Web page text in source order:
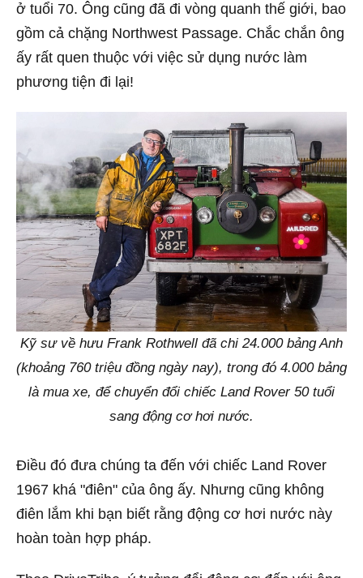
ở tuổi 70. Ông cũng đã đi vòng quanh thế giới, bao
gồm cả chặng Northwest Passage. Chắc chắn ông
ấy rất quen thuộc với việc sử dụng nước làm
phương tiện đi lại!
Kỹ sư về hưu Frank Rothwell đã chi 24.000 bảng Anh
(khoảng 760 triệu đồng ngày nay), trong đó 4.000 bảng
là mua xe, để chuyển đổi chiếc Land Rover 50 tuổi
sang động cơ hơi nước.
Điều đó đưa chúng ta đến với chiếc Land Rover
1967 khá "điên" của ông ấy. Nhưng cũng không
điên lắm khi bạn biết rằng động cơ hơi nước này
hoàn toàn hợp pháp.